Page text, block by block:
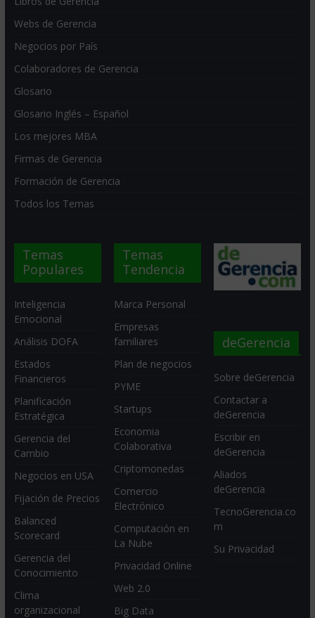
Webs de Gerencia
Negocios por País
Colaboradores de Gerencia
Glosario
Glosario Inglés – Español
Los mejores MBA
Firmas de Gerencia
Formación de Gerencia
Todos los Temas
Temas
Populares
Inteligencia
Emocional
Análisis DOFA
Estados
Financieros
Planificación
Estratégica
Gerencia del
Cambio
Negocios en USA
Fijación de Precios
Balanced
Scorecard
Gerencia del
Conocimiento
Clima
organizacional
Temas
Tendencia
Marca Personal
Empresas
familiares
Plan de negocios
PYME
Startups
Economia
Colaborativa
Criptomonedas
Comercio
Electrónico
Computación en
La Nube
Privacidad Online
Web 2.0
Big Data
deGerencia
Sobre deGerencia
Contactar a
deGerencia
Escribir en
deGerencia
Aliados
deGerencia
TecnoGerencia.co
m
Su Privacidad